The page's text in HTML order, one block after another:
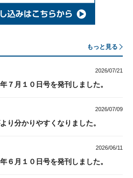
もっと見る
2026/07/21
７月１０日号を発刊しました。
2026/07/09
り分かりやすくなりました。
2026/06/11
６月１０日号を発刊しました。